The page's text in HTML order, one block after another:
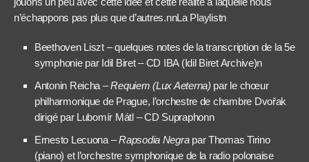
n’échappons pas plus que d’autres.nnLa Playlistn
Beethoven Liszt – quelques notes de la transcription de la 5e
symphonie par Idil Biret – CD IBA (Idil Biret Archive)n
Antonin Reicha –Requiem (Lux Aeterna) par le chœur
philharmonique de Prague, l’orchestre de chambre Dvořak
dirigé par Lubomír Mátl – CD Supraphonn
Ernesto Lecuona –Rapsodia Negra par Thomas Tirino
(piano) et l’orchestre symphonique de la radio polonaise